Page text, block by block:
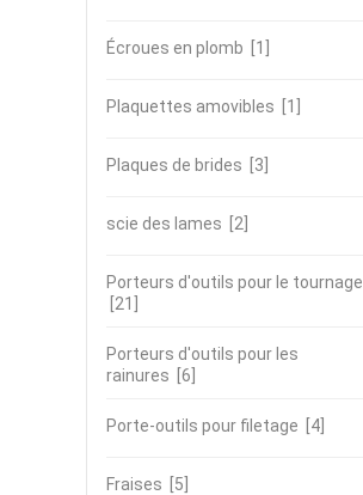
Écroues en plomb [1]
Plaquettes amovibles [1]
Plaques de brides [3]
scie des lames [2]
Porteurs d'outils pour le tournage
[21]
Porteurs d'outils pour les
rainures [6]
Porte-outils pour filetage [4]
Fraises [5]